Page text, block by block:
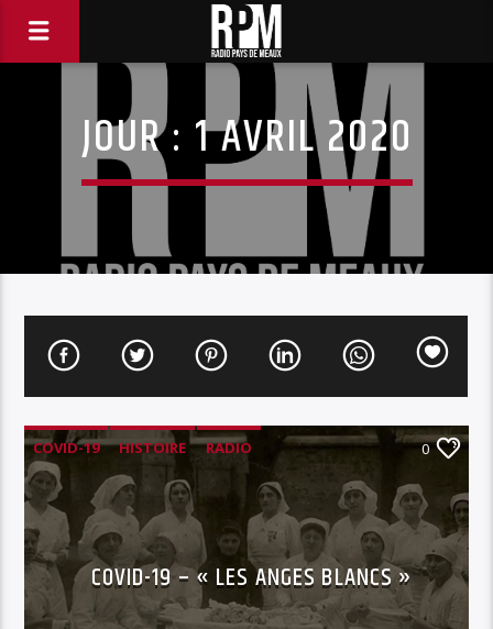
JOUR : 1 AVRIL 2020
COVID-19 HISTOIRE RADIO 0
COVID-19 – « LES ANGES BLANCS »